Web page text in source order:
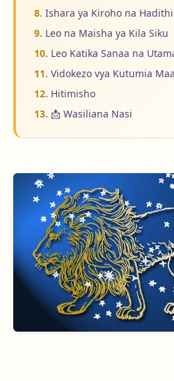
Ishara ya Kiroho na Hadithi
Leo na Maisha ya Kila Siku
Leo Katika Sanaa na
Vidokezo vya Kutumia
Hitimisho
📩 Wasiliana Nasi